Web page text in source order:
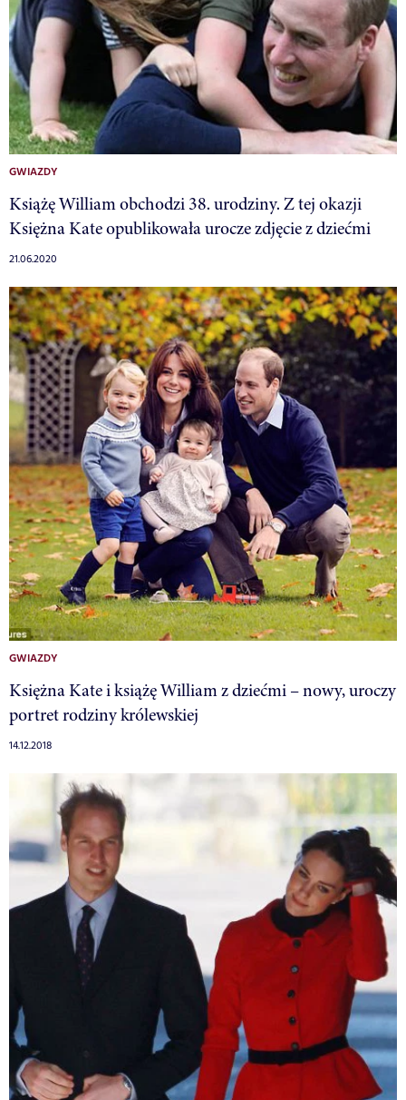
GWIAZDY
Książę William obchodzi 38. urodziny. Z tej okazji
Księżna Kate opublikowała urocze zdjęcie z dziećmi
21.06.2020
GWIAZDY
Księżna Kate i książę William z dziećmi – nowy, uroczy
portret rodziny królewskiej
14.12.2018